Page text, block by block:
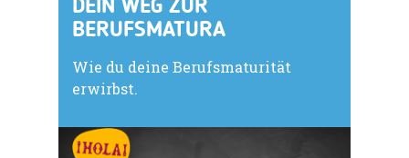
DEIN WEG ZUR
BERUFSMATURA
Wie du deine Berufsmaturität
erwirbst.